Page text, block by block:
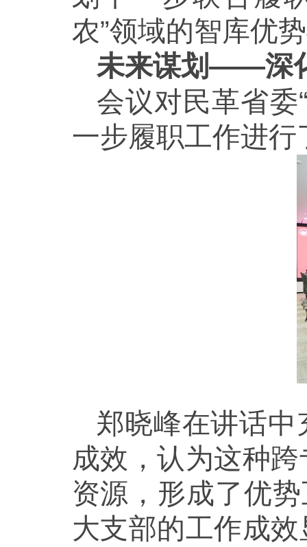
农”领域的智库优
未来谋划——深
会议对民革省委
一步履职工作进
郑晓峰在讲话
成效，认为这种
资源，形成了优
大支部的工作成